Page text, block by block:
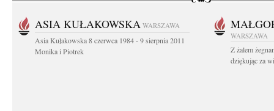
ASIA KUŁAKOWSKA WARSZAWA
Asia Kułakowska 8 czerwca 1984 - 9 sierpnia 2011
Monika i Piotrek
WARSZAWA
Z żalem
dziękując za